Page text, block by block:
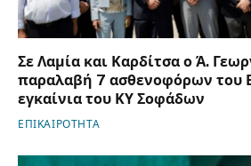
Σε Λαμία και Καρδίτσα ο Ά.
παραλαβή 7 ασθενοφόρων του
εγκαίνια του ΚΥ Σοφάδων
ΕΠΙΚΑΙΡΟΤΗΤΑ